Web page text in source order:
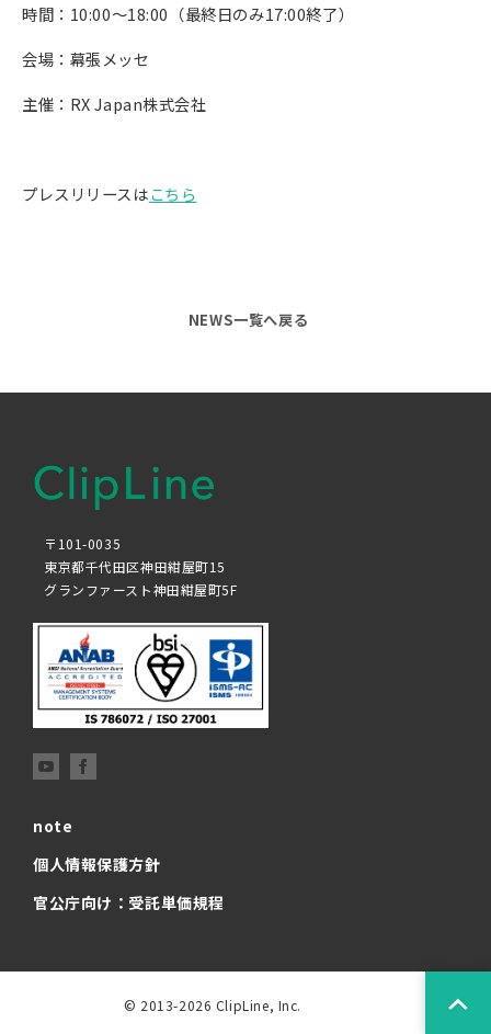
時間：10:00～18:00（最終日のみ17:00終了）
会場：幕張メッセ
主催：RX Japan株式会社
プレスリリースはこちら
NEWS一覧へ戻る
〒101-0035
東京都千代田区神田紺屋町15
グランファースト神田紺屋町5F
note
個人情報保護方針
官公庁向け：受託単価規程
© 2013-2026 ClipLine, Inc.